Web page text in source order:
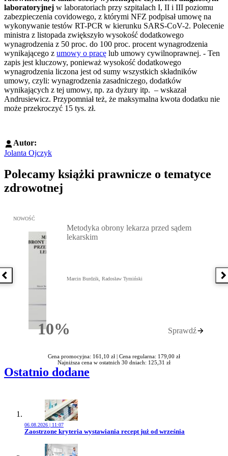
laboratoryjnej w laboratoriach przy szpitalach I, II i III poziomu
zabezpieczenia covidowego, z którymi NFZ podpisał umowę na
wykonywanie testów RT-PCR w kierunku SARS-CoV-2. Polecenie
ministra z listopada zwiększyło wysokość dodatkowego
wynagrodzenia z 50 proc. do 100 proc. procent wynagrodzenia
wynikającego z umowy o pracę lub umowy cywilnoprawnej. - Ten
zapis jest kluczowy, ponieważ wysokość dodatkowego
wynagrodzenia liczona jest od sumy wszystkich składników
umowy, czyli: wynagrodzenia zasadniczego, dodatków
wynikających z tej umowy, np. za dyżury itp. – wskazał
Andrusiewicz. Przypomniał też, że maksymalna kwota dodatku nie
może przekroczyć 15 tys. zł.
Autor:
Jolanta Ojczyk
Polecamy książki prawnicze o tematyce
zdrowotnej
Poprzednia książka
Przejdź do: Metodyka obrony lekarza przed sądem lekarskim,
NOWOŚĆ
10%Rabatu
Metodyka obrony lekarza przed sądem
lekarskim
Marcin Burdzik, Radosław Tymiński
Sprawdź
Cena promocyjna: 161,10 zł | Cena regularna: 179,00 zł
Najniższa cena w ostatnich 30 dniach: 125,31 zł
Ostatnio dodane
06.08.2026 | 11:07
Przejdź do artykułu:
Zaostrzone kryteria wystawiania recept już od września